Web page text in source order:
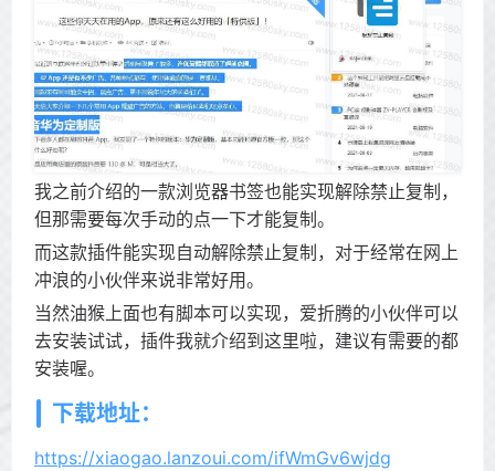
我之前介绍的一款浏览器书签也能实现解除禁止复制，
但那需要每次手动的点一下才能复制。
而这款插件能实现自动解除禁止复制，对于经常在网上
冲浪的小伙伴来说非常好用。
当然油猴上面也有脚本可以实现，爱折腾的小伙伴可以
去安装试试，插件我就介绍到这里啦，建议有需要的都
安装喔。
下载地址：
https://xiaogao.lanzoui.com/ifWmGv6wjdg